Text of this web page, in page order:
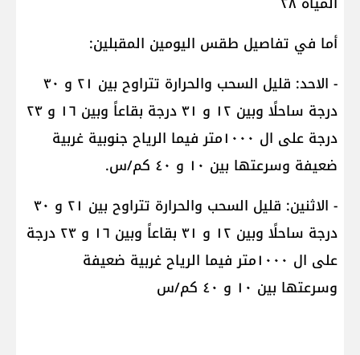
أما في تفاصيل طقس اليومين المقبلين:
- الاحد: قليل السحب والحرارة تتراوح بين ٢١ و ٣٠
درجة ساحلًا وبين ١٢ و ٣١ درجة بقاعاً وبين ١٦ و ٢٣
درجة على ال ١٠٠٠متر فيما الرياح جنوبية غربية
ضعيفة وسرعتها بين ١٠ و ٤٠ كم/س.
- الاثنين: قليل السحب والحرارة تتراوح بين ٢١ و ٣٠
درجة ساحلًا وبين ١٢ و ٣١ بقاعاً وبين ١٦ و ٢٣ درجة
على ال ١٠٠٠متر فيما الرياح غربية ضعيفة
وسرعتها بين ١٠ و ٤٠ كم/س